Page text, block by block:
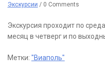
Экскурсии / 0 Comments
Экскурсия проходит по
месяц в четверг и по
Метки: "Виаполь"